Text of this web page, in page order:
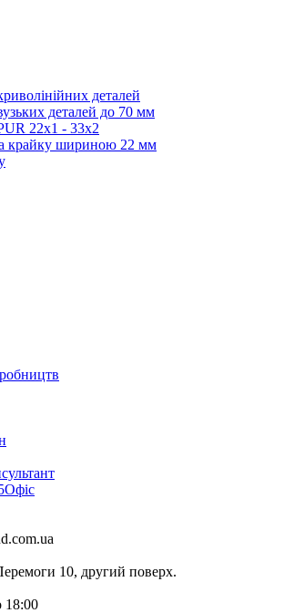
деталей
деталей до 70 мм
22х1 ‐ 33х2
крайку шириною 22 мм
Офіс
10, другий поверх.
18:00